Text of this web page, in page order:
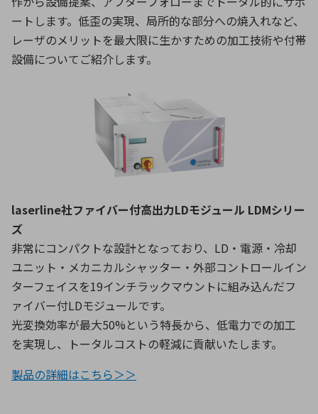
ートします。低歪の実現、局所的な部分への焼入れなど、
レーザのメリットを最大限に生かすための加工技術や付帯
設備についてご紹介します。
laserline社ファイバー付高出力LDモジュール LDMシリー
ズ
非常にコンパクトな設計となっており、LD・電源・冷却
ユニット・メカニカルシャッター・外部コントロールイン
ターフェイスを19インチラックマウントに組み込んだフ
ァイバー付LDモジュールです。
光変換効率が最大50%という特長から、低電力での加工
を実現し、トータルコストの軽減に貢献いたします。
製品の詳細はこちら＞＞